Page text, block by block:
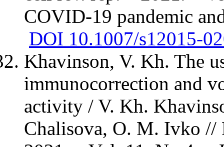
COVID-19 pandemic
DOI 10.1007/s12015-
Khavinson, V. Kh. The
immunocorrection and
activity / V. Kh.
Chalisova, O. M. Ivko